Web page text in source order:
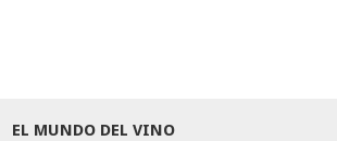
EL MUNDO DEL VINO